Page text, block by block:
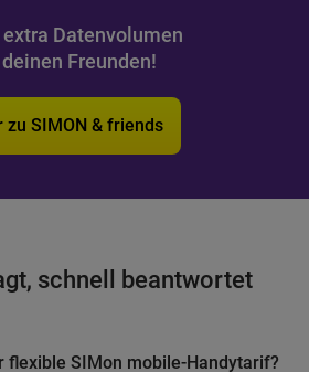
Datenvolumen
Freunden!
zu SIMON & friends
schnell beantwortet
flexible SIMon mobile-Handytarif?